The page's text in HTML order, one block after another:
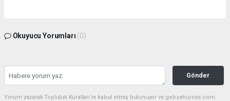
Okuyucu Yorumları (0)
Gönder
Yorum yazarak Topluluk Kuralları’nı kabul etmiş bulunuyor ve gebzehurses.com